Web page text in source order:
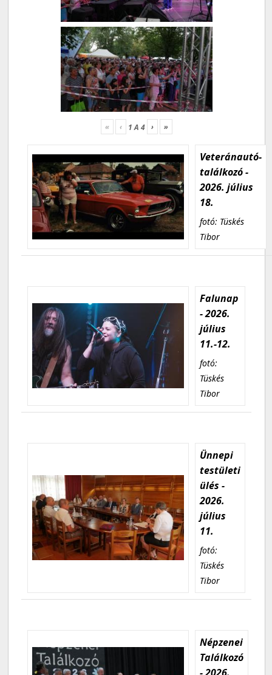
« ‹ 1A 4 › »
Veteránautó-
találkozó -
2026. július
18.
fotó: Tüskés
Tibor
Falunap
- 2026.
július
11.-12.
fotó:
Tüskés
Tibor
Ünnepi
testületi
ülés -
2026.
július
11.
fotó:
Tüskés
Tibor
Népzenei
Találkozó